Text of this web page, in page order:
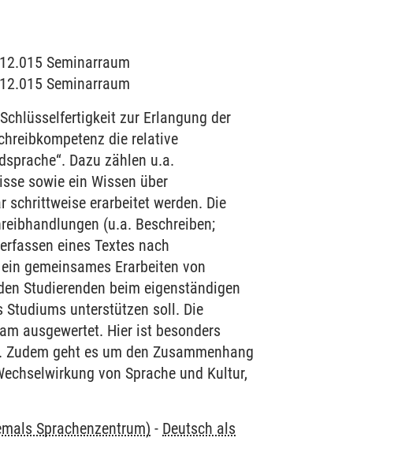
Seminarraum
Seminarraum
zur Erlangung der
die relative
Dazu zählen u.a.
sowie ein Wissen über
schrittweise erarbeitet werden. Die
(u.a. Beschreiben;
eines Textes nach
gemeinsames Erarbeiten von
Studierenden beim eigenständigen
Studiums unterstützen soll. Die
ausgewertet. Hier ist besonders
geht es um den Zusammenhang
von Sprache und Kultur,
Sprachenzentrum) - Deutsch als